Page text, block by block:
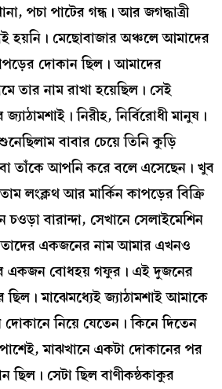
পচা পাটের গন্ধ। আর জগদ্ধাত্রী
হয়নি। মেছোবাজার অঞ্চলে আমাদের
দোকান ছিল। আমাদের
তার নাম রাখা হয়েছিল। সেই
নিরীহ, নির্বিরোধী মানুষ।
বাবার চেয়ে তিনি কুড়ি
তাঁকে আপনি করে বলে এসেছেন। খুব
লংক্লথ আর মার্কিন কাপড়ের বিক্রি
বারান্দা, সেখানে সেলাইমেশিন
তাদের একজনের নাম আমার এখনও
একজন বোধহয় গফুর। এই দুজনের
মাঝেমধ্যেই জ্যাঠামশাই আমাকে
নিয়ে যেতেন। কিনে দিতেন
মাঝখানে একটা দোকানের পর
ছিল। সেটা ছিল বাণীকন্ঠকাকুর